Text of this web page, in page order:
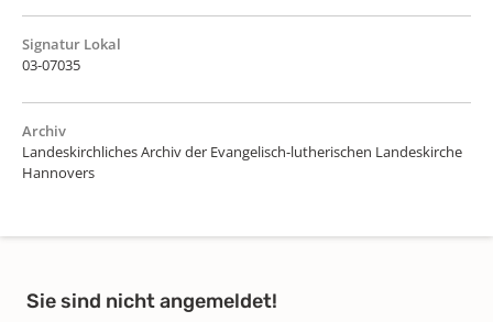
Signatur Lokal
03-07035
Archiv
Landeskirchliches Archiv der Evangelisch-lutherischen Landeskirche
Hannovers
Sie sind nicht angemeldet!